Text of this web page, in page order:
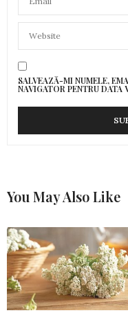
SALVEAZĂ-MI NUMELE,
NAVIGATOR PENTRU
You May Also Like